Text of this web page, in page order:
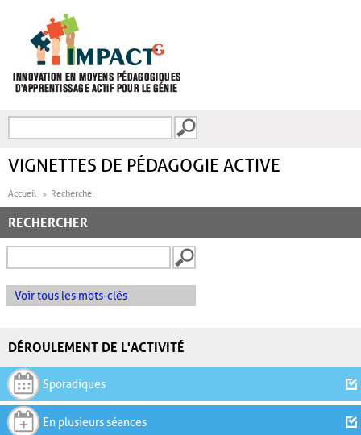
FORMULAIRE DE
VIGNETTES DE PÉDAGOGIE ACTIVE
Accueil Recherche
RECHERCHER
Voir tous les mots-clés
DÉROULEMENT DE L'ACTIVITÉ
Sporadiques
En plusieurs séances